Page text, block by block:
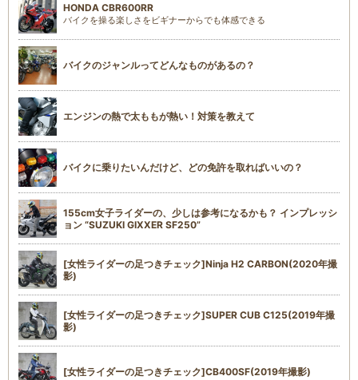
HONDA CBR600RR
バイクを操る楽しさをビギナーからでも体感できる
バイクのジャンルってどんなものがあるの？
エンジンの熱で太ももが熱い！対策を教えて
バイクに乗りたいんだけど、どの免許を取ればいいの？
155cm女子ライダーの、少しは参考になるかも？ インプレッシ
ョン “SUZUKI GIXXER SF250”
[女性ライダーの足つきチェック]Ninja H2 CARBON(2020年撮
影)
[女性ライダーの足つきチェック]SUPER CUB C125(2019年撮
影)
[女性ライダーの足つきチェック]CB400SF(2019年撮影)